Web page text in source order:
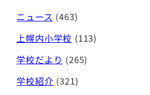
ニュース (463)
上幌内小学校 (113)
学校だより (265)
学校紹介 (321)